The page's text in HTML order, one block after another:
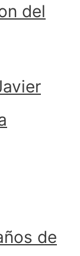
del
de